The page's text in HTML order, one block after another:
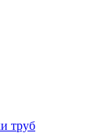
труб